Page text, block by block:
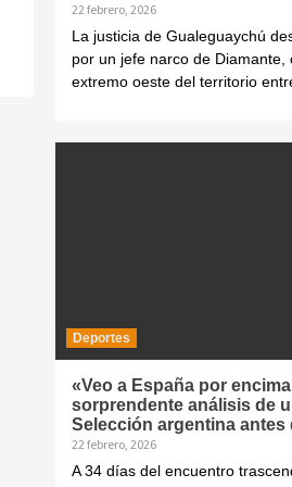
22 febrero, 2026
La justicia de Gualeguaychú
por un jefe narco de Diamante,
extremo oeste del territorio
Deportes
«Veo a España por
sorprendente análisis de
Selección argentina antes
22 febrero, 2026
A 34 días del encuentro